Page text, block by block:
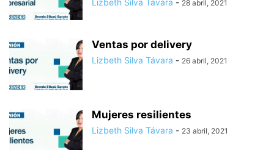
Lizbeth Silva Távara - 28 abril, 2021
Ventas por delivery
Lizbeth Silva Távara - 26 abril, 2021
Mujeres resilientes
Lizbeth Silva Távara - 23 abril, 2021